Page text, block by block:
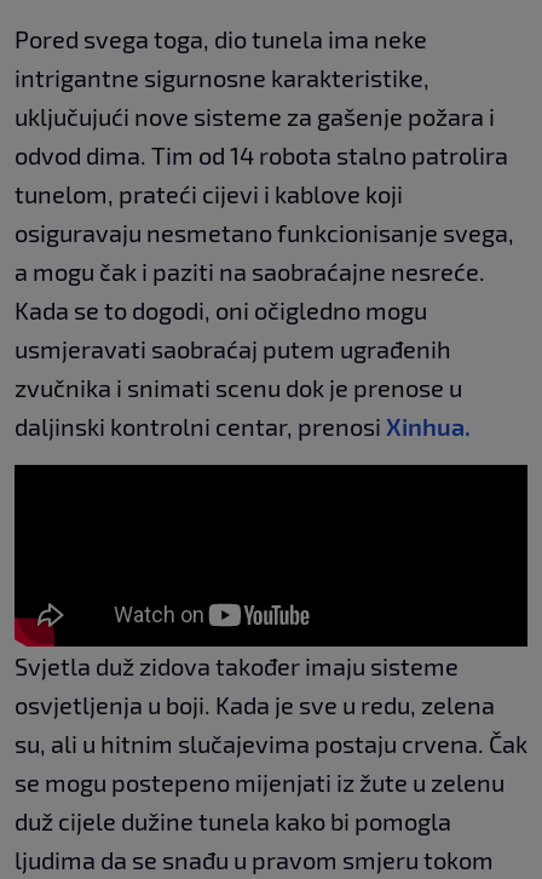
Pored svega toga, dio tunela ima neke
intrigantne sigurnosne karakteristike,
uključujući nove sisteme za gašenje požara i
odvod dima. Tim od 14 robota stalno patrolira
tunelom, prateći cijevi i kablove koji
osiguravaju nesmetano funkcionisanje svega,
a mogu čak i paziti na saobraćajne nesreće.
Kada se to dogodi, oni očigledno mogu
usmjeravati saobraćaj putem ugrađenih
zvučnika i snimati scenu dok je prenose u
daljinski kontrolni centar, prenosi Xinhua.
Svjetla duž zidova također imaju sisteme
osvjetljenja u boji. Kada je sve u redu, zelena
su, ali u hitnim slučajevima postaju crvena. Čak
se mogu postepeno mijenjati iz žute u zelenu
duž cijele dužine tunela kako bi pomogla
ljudima da se snađu u pravom smjeru tokom